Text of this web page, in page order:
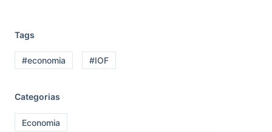
Tags
#economia #IOF
Categorias
Economia